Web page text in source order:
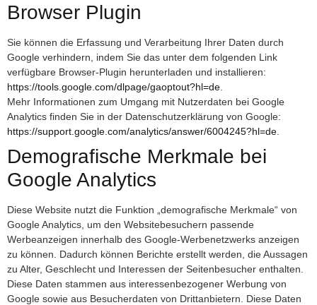
Browser Plugin
Sie können die Erfassung und Verarbeitung Ihrer Daten durch
Google verhindern, indem Sie das unter dem folgenden Link
verfügbare Browser-Plugin herunterladen und installieren:
https://tools.google.com/dlpage/gaoptout?hl=de
Mehr Informationen zum Umgang mit Nutzerdaten bei Google
Analytics finden Sie in der Datenschutzerklärung von Google:
https://support.google.com/analytics/answer/6004245?hl=de
Demografische Merkmale bei
Google Analytics
Diese Website nutzt die Funktion „demografische Merkmale“ von
Google Analytics, um den Websitebesuchern passende
Werbeanzeigen innerhalb des Google-Werbenetzwerks anzeigen
zu können. Dadurch können Berichte erstellt werden, die Aussagen
zu Alter, Geschlecht und Interessen der Seitenbesucher enthalten.
Diese Daten stammen aus interessenbezogener Werbung von
Google sowie aus Besucherdaten von Drittanbietern. Diese Daten